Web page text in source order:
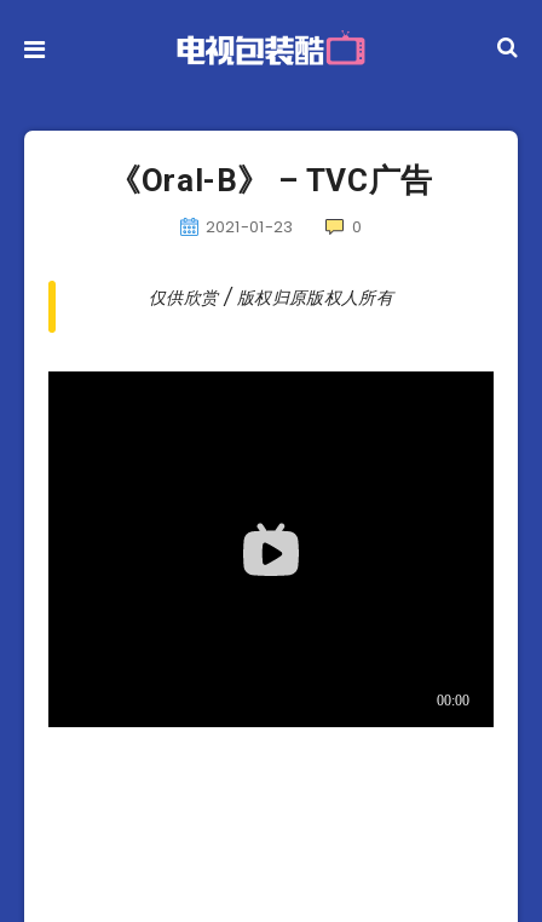
《Oral-B》 – TVC广告
2021-01-23 0
仅供欣赏 / 版权归原版权人所有